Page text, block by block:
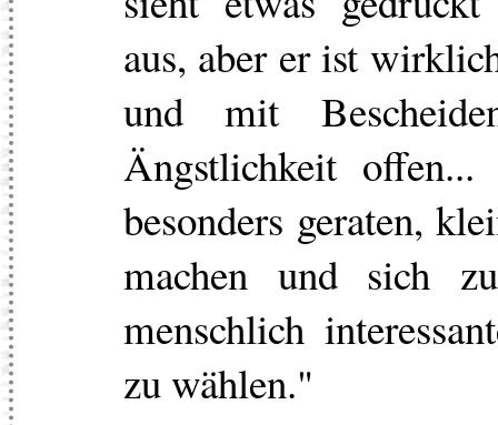
aus, aber er ist
und mit
Ängstlichkeit
besonders geraten,
machen und sich
menschlich
zu wählen."